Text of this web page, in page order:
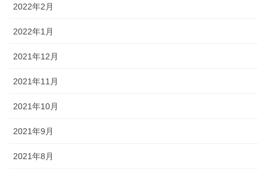
2022年2月
2022年1月
2021年12月
2021年11月
2021年10月
2021年9月
2021年8月